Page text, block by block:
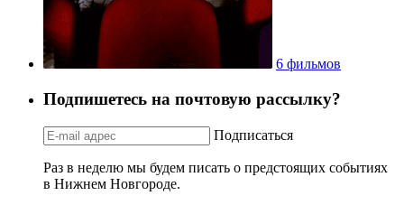
6 фильмов
Подпишетесь на почтовую рассылку?
Подписаться
Раз в неделю мы будем писать о предстоящих событиях
в Нижнем Новгороде.